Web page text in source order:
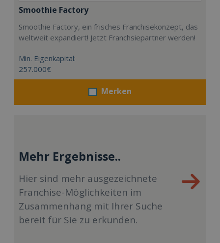
Smoothie Factory
Smoothie Factory, ein frisches Franchisekonzept, das
weltweit expandiert! Jetzt Franchsiepartner werden!
Min. Eigenkapital:
257.000€
Merken
Mehr Ergebnisse..
Hier sind mehr ausgezeichnete
Franchise-Möglichkeiten im
Zusammenhang mit Ihrer Suche
bereit für Sie zu erkunden.